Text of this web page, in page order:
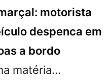
motorista
despenca em
a bordo
matéria...